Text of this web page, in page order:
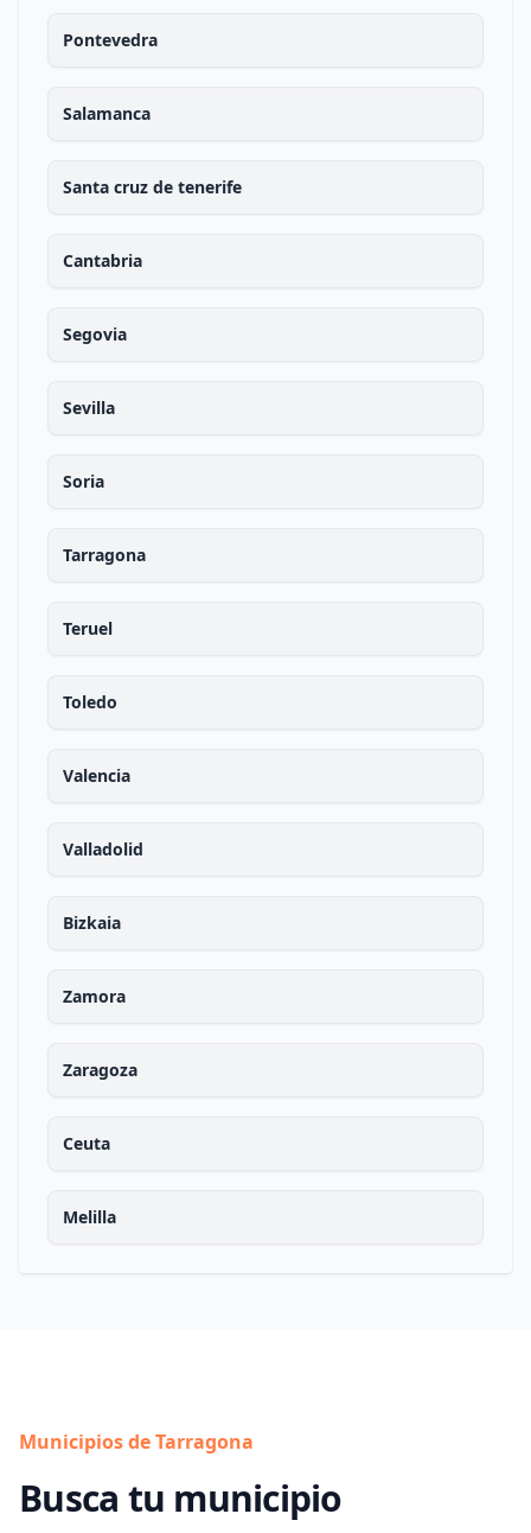
Pontevedra
Salamanca
Santa cruz de tenerife
Cantabria
Segovia
Sevilla
Soria
Tarragona
Teruel
Toledo
Valencia
Valladolid
Bizkaia
Zamora
Zaragoza
Ceuta
Melilla
Municipios de Tarragona
Busca tu municipio